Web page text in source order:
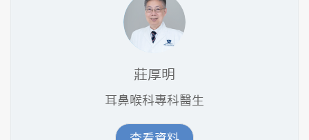
莊厚明
耳鼻喉科專科醫生